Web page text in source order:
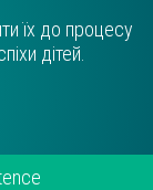
їх до процесу
дітей.